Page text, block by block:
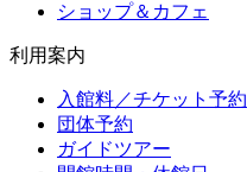
ショップ＆カフェ
利用案内
入館料／チケット予約
団体予約
ガイドツアー